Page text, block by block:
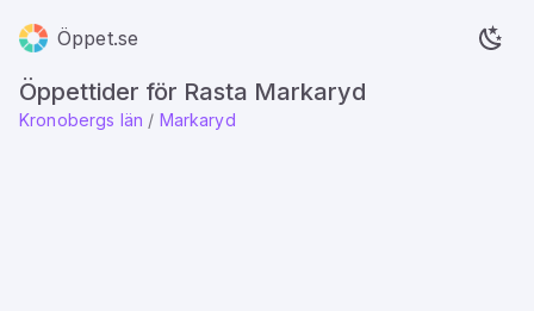
Öppet.se
Öppettider för Rasta Markaryd
Kronobergs län / Markaryd